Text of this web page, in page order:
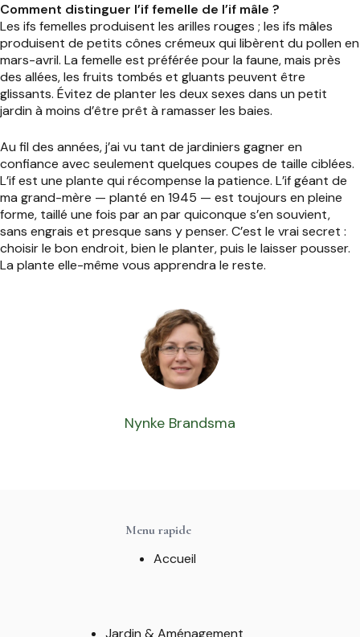
Comment distinguer l’if femelle de l’if mâle ?
Les ifs femelles produisent les arilles rouges ; les ifs mâles
produisent de petits cônes crémeux qui libèrent du pollen en
mars-avril. La femelle est préférée pour la faune, mais près
des allées, les fruits tombés et gluants peuvent être
glissants. Évitez de planter les deux sexes dans un petit
jardin à moins d’être prêt à ramasser les baies.
Au fil des années, j’ai vu tant de jardiniers gagner en
confiance avec seulement quelques coupes de taille ciblées.
L’if est une plante qui récompense la patience. L’if géant de
ma grand-mère — planté en 1945 — est toujours en pleine
forme, taillé une fois par an par quiconque s’en souvient,
sans engrais et presque sans y penser. C’est le vrai secret :
choisir le bon endroit, bien le planter, puis le laisser pousser.
La plante elle-même vous apprendra le reste.
Nynke Brandsma
Menu rapide
Accueil
Jardin & Aménagement